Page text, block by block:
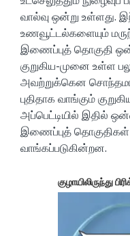
வால்வு ஒன்று உள்ளது.
உணவூட்டல்களையும்
இணைப்புத் தொகுதி
குறுகிய-முனை உள்ள
அவற்றுக்கென
புதிதாக வாங்கும்
அப்பெட்டியில் இதில்
இணைப்புத்
வாங்கப்படுகின்றன.
குழாயிலிருந்து